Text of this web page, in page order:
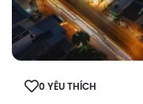
0 YÊU THÍCH